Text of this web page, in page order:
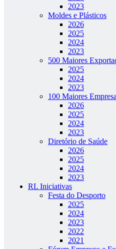
2023
Moldes e Plásticos
2026
2025
2024
2023
500 Maiores
2025
2024
2023
100 Maiores
2026
2025
2024
2023
Diretório de Saúde
2026
2025
2024
2023
RL Iniciativas
Festa do Desporto
2025
2024
2023
2022
2021